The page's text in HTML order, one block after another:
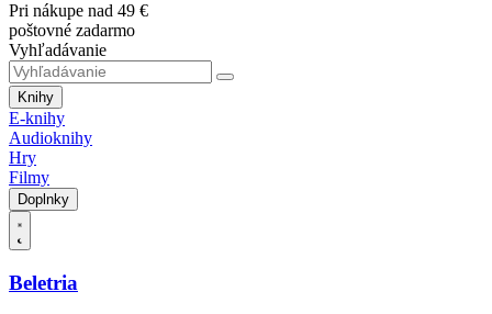
Pri nákupe nad 49 €
poštovné zadarmo
Vyhľadávanie
Knihy
E-knihy
Audioknihy
Hry
Filmy
Doplnky
Beletria